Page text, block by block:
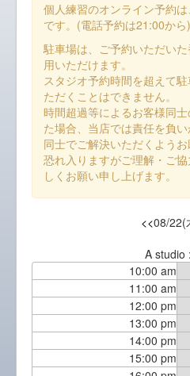
個人練習のオンライン予約
です。(電話予約は21:00から)
駐車場は、ご予約いただい
用いただけます。
スタジオ予約時間を超えて
ただくことはできません。
時間超過等によるお客様同
た場合、当店では責任を負
同士でご解決いただくようお
恐れ入りますがご理解・ご
しくお願い申し上げます。
<<08/22(
A studio
10:00 am
11:00 am
12:00 pm
13:00 pm
14:00 pm
15:00 pm